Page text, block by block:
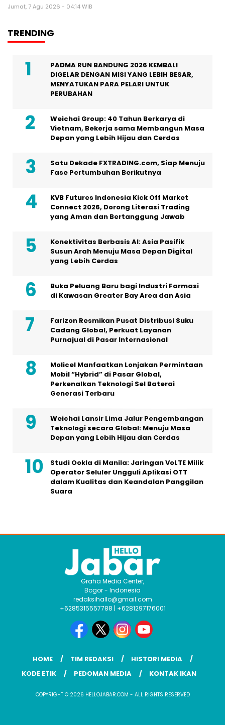
Jumat, 7 Agu 2026 - 04:14 WIB
TRENDING
PADMA RUN BANDUNG 2026 KEMBALI
DIGELAR DENGAN MISI YANG LEBIH BESAR,
MENYATUKAN PARA PELARI UNTUK
PERUBAHAN
Weichai Group: 40 Tahun Berkarya di
Vietnam, Bekerja sama Membangun Masa
Depan yang Lebih Hijau dan Cerdas
Satu Dekade FXTRADING.com, Siap Menuju
Fase Pertumbuhan Berikutnya
KVB Futures Indonesia Kick Off Market
Connect 2026, Dorong Literasi Trading
yang Aman dan Bertanggung Jawab
Konektivitas Berbasis AI: Asia Pasifik
Susun Arah Menuju Masa Depan Digital
yang Lebih Cerdas
Buka Peluang Baru bagi Industri Farmasi
di Kawasan Greater Bay Area dan Asia
Farizon Resmikan Pusat Distribusi Suku
Cadang Global, Perkuat Layanan
Purnajual di Pasar Internasional
Molicel Manfaatkan Lonjakan Permintaan
Mobil “Hybrid” di Pasar Global,
Perkenalkan Teknologi Sel Baterai
Generasi Terbaru
Weichai Lansir Lima Jalur Pengembangan
Teknologi secara Global: Menuju Masa
Depan yang Lebih Hijau dan Cerdas
Studi Ookla di Manila: Jaringan VoLTE Milik
Operator Seluler Ungguli Aplikasi OTT
dalam Kualitas dan Keandalan Panggilan
Suara
Graha Media Center,
Bogor - Indonesia
redaksihallo@gmail.com
+6285315557788 | +6281297176001
HOME TIM REDAKSI
HISTORI MEDIA
KODE ETIK
PEDOMAN MEDIA KONTAK IKAN
COPYRIGHT © 2026 HELLOJABAR.COM - ALL RIGHTS RESERVED